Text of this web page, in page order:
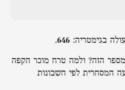
בגימטריה: 646
.
הזה? ולמה טרח מוכר הקפה
המסחרית לפי חשבונות